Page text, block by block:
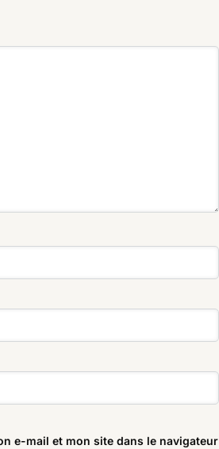
e-mail et mon site dans le navigateur